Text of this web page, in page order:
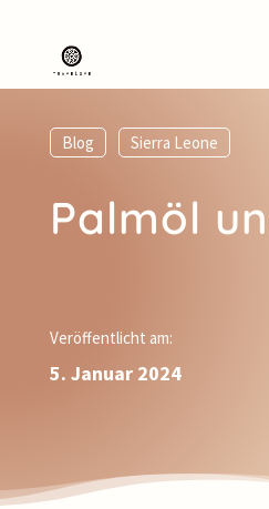
Blog Sierra Leone
Palmöl
Veröffentlicht am:
5. Januar 2024